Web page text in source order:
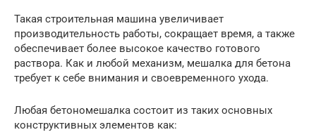
Такая строительная машина увеличивает
производительность работы, сокращает время, а также
обеспечивает более высокое качество готового
раствора. Как и любой механизм, мешалка для бетона
требует к себе внимания и своевременного ухода.
Любая бетономешалка состоит из таких основных
конструктивных элементов как: